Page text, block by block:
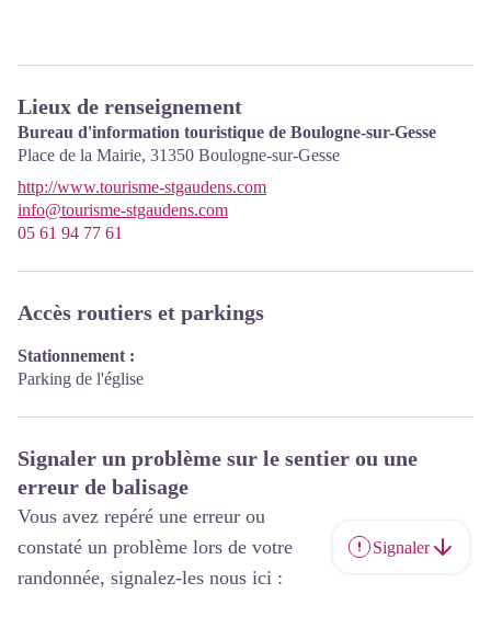
Lieux de renseignement
Bureau d'information touristique de Boulogne-sur-Gesse
Place de la Mairie, 31350 Boulogne-sur-Gesse
http://www.tourisme-stgaudens.com
info@tourisme-stgaudens.com
05 61 94 77 61
Accès routiers et parkings
Stationnement :
Parking de l'église
Signaler un problème sur le sentier ou une
erreur de balisage
Vous avez repéré une erreur ou
constaté un problème lors de votre
randonnée, signalez-les nous ici :
Signaler